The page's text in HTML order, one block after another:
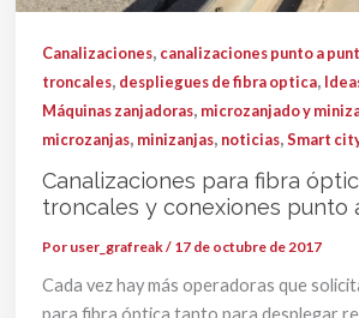
Canalizaciones, canalizaciones punto a
troncales, despliegues de fibra optica,
Máquinas zanjadoras, microzanjado y
microzanjas, minizanjas, noticias,Smart
Canalizaciones para fibra
troncales y conexiones punto
Por user_grafreak/ 17 de octubre de 2017
Cada vez hay más operadoras que
para fibra óptica tanto para desplegar